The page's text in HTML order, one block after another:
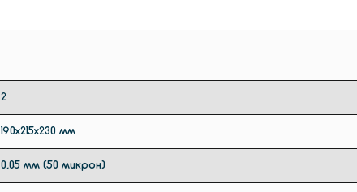
2
190х215х230 мм
0,05 мм (50 микрон)